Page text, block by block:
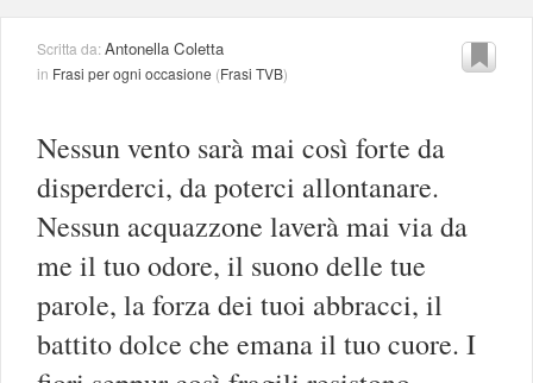
Scritta da:Antonella Coletta
in Frasi per ogni occasione (Frasi TVB)
Nessun vento sarà mai così forte da
disperderci, da poterci allontanare.
Nessun acquazzone laverà mai via da
me il tuo odore, il suono delle tue
parole, la forza dei tuoi abbracci, il
battito dolce che emana il tuo cuore. I